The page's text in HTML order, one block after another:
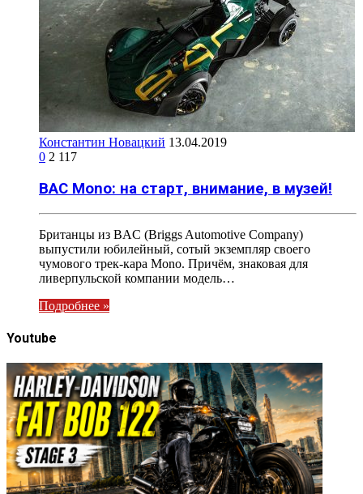
Константин Новацкий 13.04.2019
0 2 117
BAC Mono: на старт, внимание, в музей!
Британцы из BAC (Briggs Automotive Company)
выпустили юбилейный, сотый экземпляр своего
чумового трек-кара Mono. Причём, знаковая для
ливерпульской компании модель…
Подробнее »
Youtube